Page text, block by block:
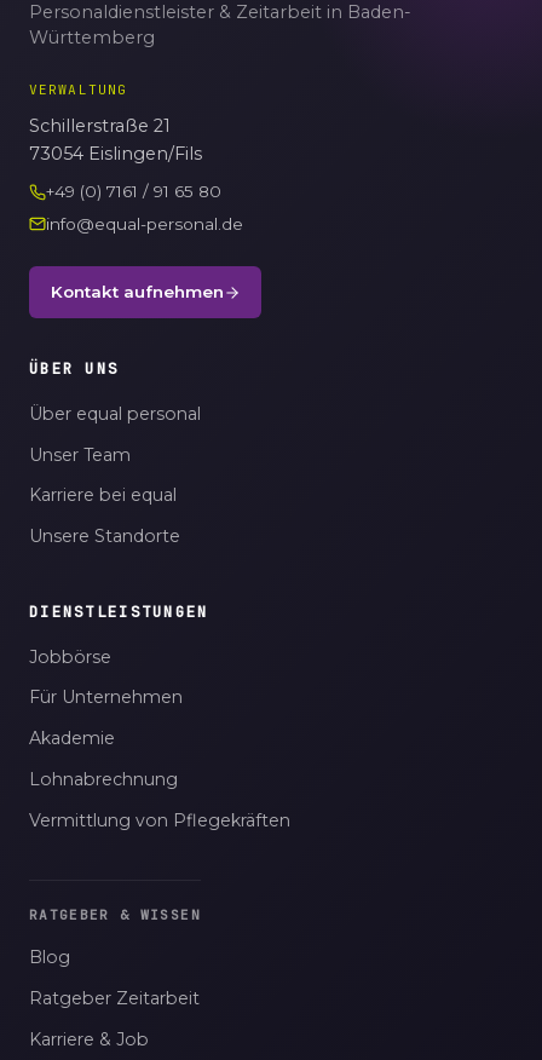
Personaldienstleister & Zeitarbeit in Baden-
Württemberg
VERWALTUNG
Schillerstraße 21
73054 Eislingen/Fils
+49 (0) 7161 / 91 65 80
info@equal-personal.de
Kontakt aufnehmen
ÜBER UNS
Über equal personal
Unser Team
Karriere bei equal
Unsere Standorte
DIENSTLEISTUNGEN
Jobbörse
Für Unternehmen
Akademie
Lohnabrechnung
Vermittlung von Pflegekräften
RATGEBER & WISSEN
Blog
Ratgeber Zeitarbeit
Karriere & Job